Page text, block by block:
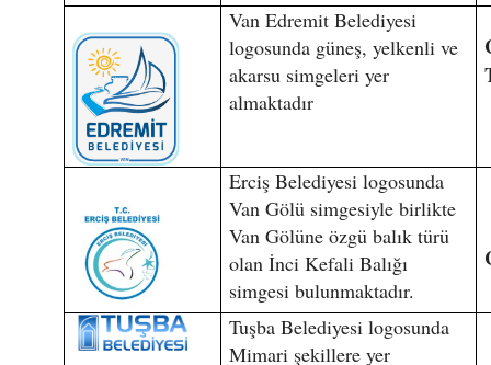
Van Edremit Belediyesi
logosunda güneş, yelkenli ve
akarsu simgeleri yer
almaktadır
Erciş Belediyesi logosunda
Van Gölü simgesiyle birlikte
Van Gölüne özgü balık türü
olan İnci Kefali Balığı
simgesi bulunmaktadır.
Tuşba Belediyesi logosunda
Mimari şekillere yer